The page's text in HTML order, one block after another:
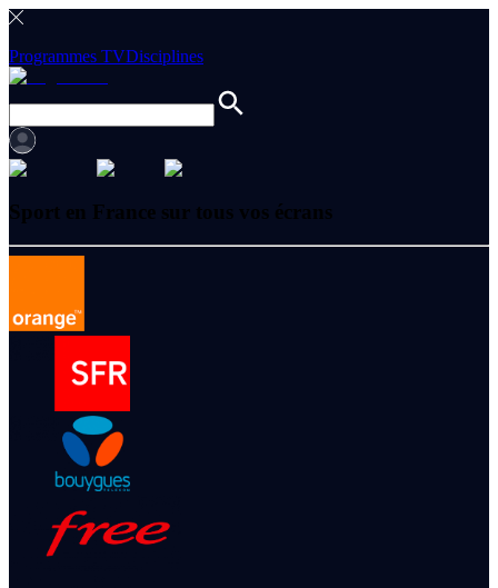
Programmes TVDisciplines
Sport en France sur tous vos écrans